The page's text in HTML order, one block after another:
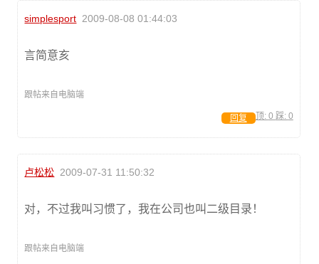
simplesport 2009-08-08 01:44:03
言简意亥
跟帖来自电脑端
顶: 0 踩: 0
回复
卢松松 2009-07-31 11:50:32
对，不过我叫习惯了，我在公司也叫二级目录！
跟帖来自电脑端